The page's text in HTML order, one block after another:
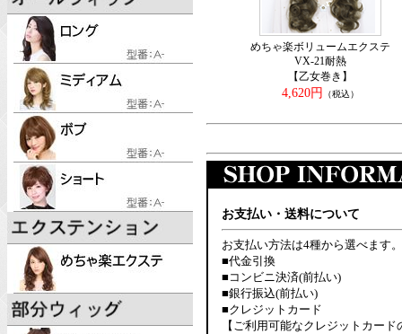
めちゃ楽ボリュームエクステ
VX-21耐熱
【乙女巻き】
4,620円
（税込）
お支払い・送料について
お支払い方法は4種から選べます。
■代金引換
■コンビニ決済(前払い)
■銀行振込(前払い)
■クレジットカード
【ご利用可能なクレジットカード